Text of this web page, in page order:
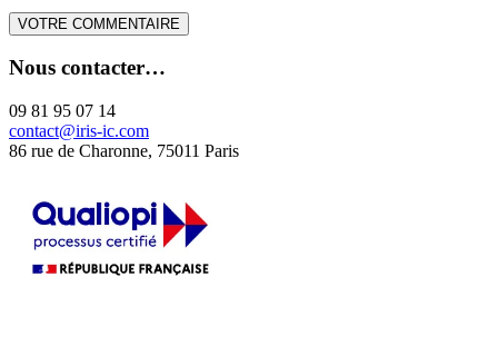
Nous contacter…
09 81 95 07 14
contact@iris-ic.com
86 rue de Charonne, 75011 Paris